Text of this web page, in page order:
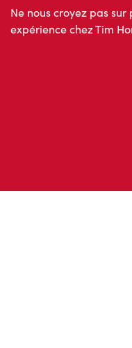
Ne nous croyez pas
expérience chez Tim